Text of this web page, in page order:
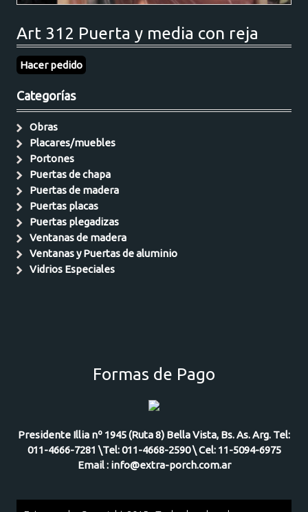
Art 312 Puerta y media con reja
Hacer pedido
Categorías
Obras
Placares/muebles
Portones
Puertas de chapa
Puertas de madera
Puertas placas
Puertas plegadizas
Ventanas de madera
Ventanas y Puertas de aluminio
Vidrios Especiales
Formas de Pago
Presidente Illia nº 1945 (Ruta 8) Bella Vista, Bs. As. Arg. Tel:
011-4666-7281 \Tel: 011-4668-2590 \ Cel: 11-5094-6975
Email : info@extra-porch.com.ar